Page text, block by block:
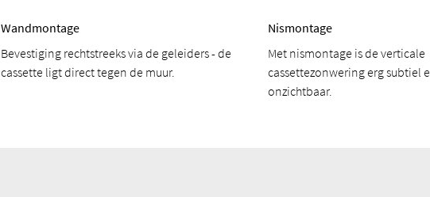
Wandmontage
Bevestiging rechtstreeks via de geleiders - de
cassette ligt direct tegen de muur.
Nismontage
Met nismontage is de verticale
cassettezonwering erg subtiel
onzichtbaar.